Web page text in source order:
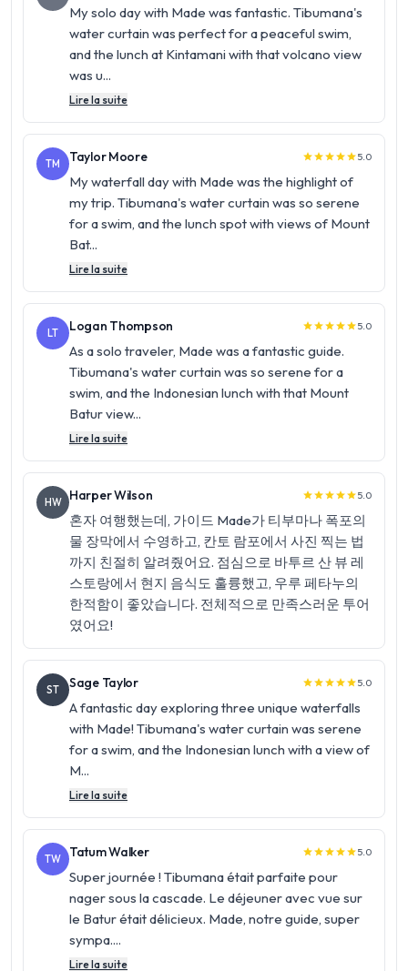
My solo day with Made was fantastic. Tibumana's
water curtain was perfect for a peaceful swim,
and the lunch at Kintamani with that volcano view
was u...
Lire la suite
TM Taylor Moore starstarstarstarstar5.0
My waterfall day with Made was the highlight of
my trip. Tibumana's water curtain was so serene
for a swim, and the lunch spot with views of Mount
Bat...
Lire la suite
LT Logan Thompson starstarstarstarstar5.0
As a solo traveler, Made was a fantastic guide.
Tibumana's water curtain was so serene for a
swim, and the Indonesian lunch with that Mount
Batur view...
Lire la suite
HW Harper Wilson starstarstarstarstar5.0
혼자 여행했는데, 가이드 Made가 티부마나 폭포의
물 장막에서 수영하고, 칸토 람포에서 사진 찍는 법
까지 친절히 알려줬어요. 점심으로 바투르 산 뷰 레
스토랑에서 현지 음식도 훌륭했고, 우루 페타누의
한적함이 좋았습니다. 전체적으로 만족스러운 투어
였어요!
ST Sage Taylor starstarstarstarstar5.0
A fantastic day exploring three unique waterfalls
with Made! Tibumana's water curtain was serene
for a swim, and the Indonesian lunch with a view of
M...
Lire la suite
TW Tatum Walker starstarstarstarstar5.0
Super journée ! Tibumana était parfaite pour
nager sous la cascade. Le déjeuner avec vue sur
le Batur était délicieux. Made, notre guide, super
sympa....
Lire la suite